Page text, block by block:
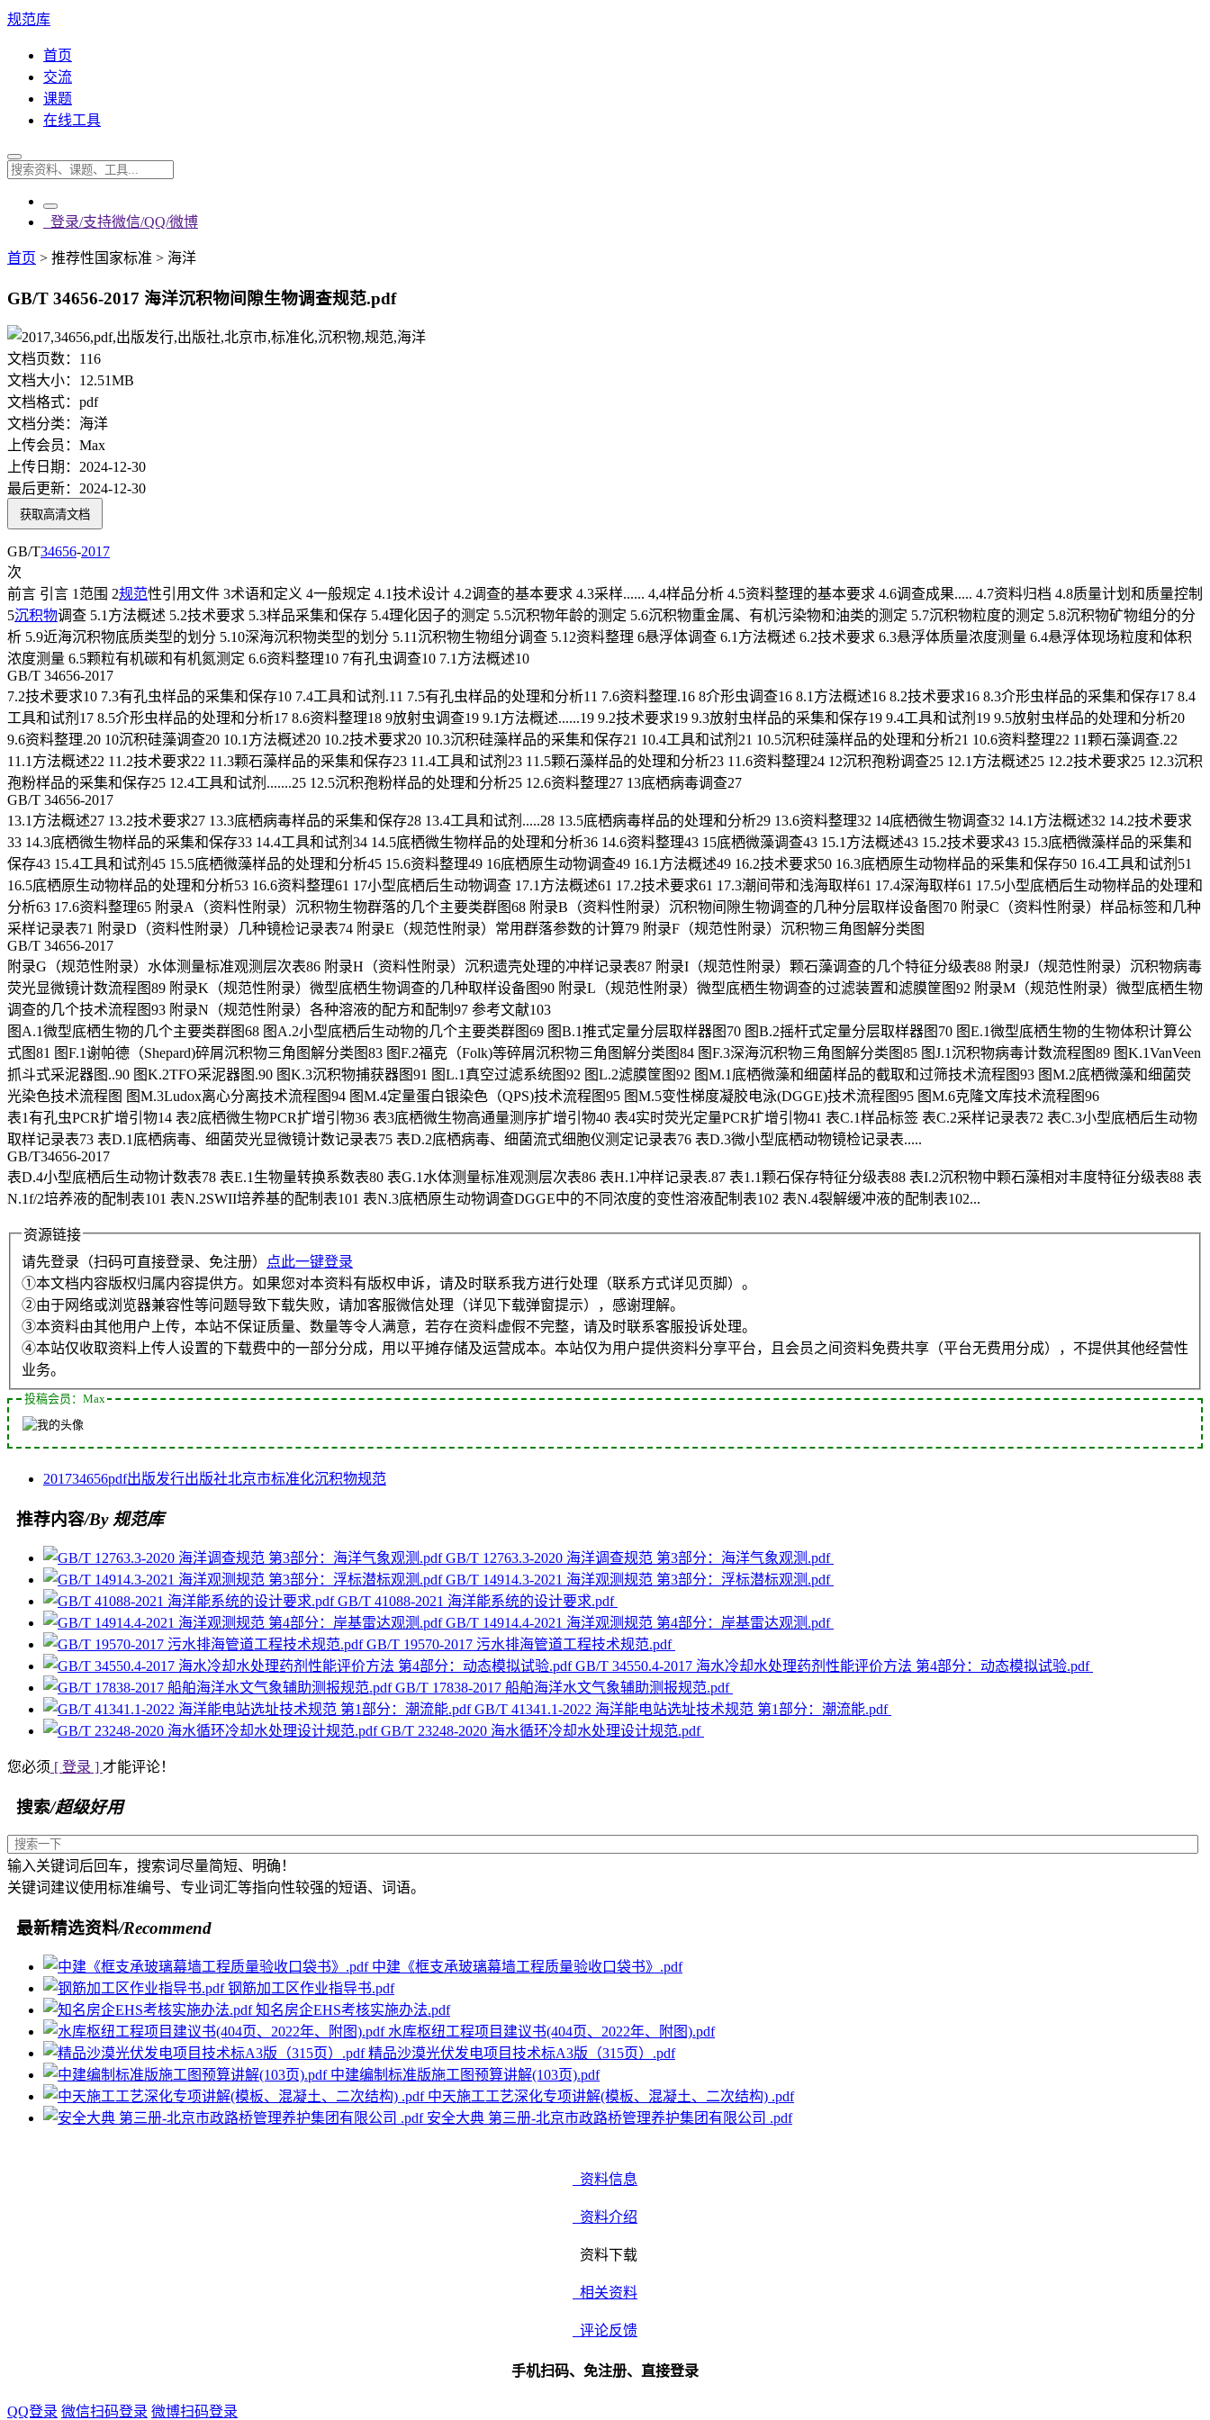
规范库
首页
交流
课题
在线工具
登录/支持微信/QQ/微博
首页 > 推荐性国家标准 > 海洋
GB/T 34656-2017 海洋沉积物间隙生物调查规范.pdf
文档页数： 116
文档大小： 12.51MB
文档格式： pdf
文档分类： 海洋
上传会员： Max
上传日期： 2024-12-30
最后更新： 2024-12-30
获取高清文档
GB/T34656-2017
次
前言 引言 1范围 2规范性引用文件 3术语和定义 4一般规定 4.1技术设计 4.2调查的基本要求 4.3采样...... 4,4样品分析 4.5资料整理的基本要求 4.6调查成果..... 4.7资料归档 4.8质量计划和质量控制
5沉积物调查 5.1方法概述 5.2技术要求 5.3样品采集和保存 5.4理化因子的测定 5.5沉积物年龄的测定 5.6沉积物重金属、有机污染物和油类的测定 5.7沉积物粒度的测定 5.8沉积物矿物组分的分
析 5.9近海沉积物底质类型的划分 5.10深海沉积物类型的划分 5.11沉积物生物组分调查 5.12资料整理 6悬浮体调查 6.1方法概述 6.2技术要求 6.3悬浮体质量浓度测量 6.4悬浮体现场粒度和体积
浓度测量 6.5颗粒有机碳和有机氮测定 6.6资料整理10 7有孔虫调查10 7.1方法概述10
GB/T 34656-2017
7.2技术要求10 7.3有孔虫样品的采集和保存10 7.4工具和试剂.11 7.5有孔虫样品的处理和分析11 7.6资料整理.16 8介形虫调查16 8.1方法概述16 8.2技术要求16 8.3介形虫样品的采集和保存17 8.4
工具和试剂17 8.5介形虫样品的处理和分析17 8.6资料整理18 9放射虫调查19 9.1方法概述......19 9.2技术要求19 9.3放射虫样品的采集和保存19 9.4工具和试剂19 9.5放射虫样品的处理和分析20
9.6资料整理.20 10沉积硅藻调查20 10.1方法概述20 10.2技术要求20 10.3沉积硅藻样品的采集和保存21 10.4工具和试剂21 10.5沉积硅藻样品的处理和分析21 10.6资料整理22 11颗石藻调查.22
11.1方法概述22 11.2技术要求22 11.3颗石藻样品的采集和保存23 11.4工具和试剂23 11.5颗石藻样品的处理和分析23 11.6资料整理24 12沉积孢粉调查25 12.1方法概述25 12.2技术要求25 12.3沉积
孢粉样品的采集和保存25 12.4工具和试剂.......25 12.5沉积孢粉样品的处理和分析25 12.6资料整理27 13底栖病毒调查27
GB/T 34656-2017
13.1方法概述27 13.2技术要求27 13.3底栖病毒样品的采集和保存28 13.4工具和试剂.....28 13.5底栖病毒样品的处理和分析29 13.6资料整理32 14底栖微生物调查32 14.1方法概述32 14.2技术要求
33 14.3底栖微生物样品的采集和保存33 14.4工具和试剂34 14.5底栖微生物样品的处理和分析36 14.6资料整理43 15底栖微藻调查43 15.1方法概述43 15.2技术要求43 15.3底栖微藻样品的采集和
保存43 15.4工具和试剂45 15.5底栖微藻样品的处理和分析45 15.6资料整理49 16底栖原生动物调查49 16.1方法概述49 16.2技术要求50 16.3底栖原生动物样品的采集和保存50 16.4工具和试剂51
16.5底栖原生动物样品的处理和分析53 16.6资料整理61 17小型底栖后生动物调查 17.1方法概述61 17.2技术要求61 17.3潮间带和浅海取样61 17.4深海取样61 17.5小型底栖后生动物样品的处理和
分析63 17.6资料整理65 附录A（资料性附录）沉积物生物群落的几个主要类群图68 附录B（资料性附录）沉积物间隙生物调查的几种分层取样设备图70 附录C（资料性附录）样品标签和几种
采样记录表71 附录D（资料性附录）几种镜检记录表74 附录E（规范性附录）常用群落参数的计算79 附录F（规范性附录）沉积物三角图解分类图
GB/T 34656-2017
附录G（规范性附录）水体测量标准观测层次表86 附录H（资料性附录）沉积遗壳处理的冲样记录表87 附录I（规范性附录）颗石藻调查的几个特征分级表88 附录J（规范性附录）沉积物病毒
荧光显微镜计数流程图89 附录K（规范性附录）微型底栖生物调查的几种取样设备图90 附录L（规范性附录）微型底栖生物调查的过滤装置和滤膜筐图92 附录M（规范性附录）微型底栖生物
调查的几个技术流程图93 附录N（规范性附录）各种溶液的配方和配制97 参考文献103
图A.1微型底栖生物的几个主要类群图68 图A.2小型底栖后生动物的几个主要类群图69 图B.1推式定量分层取样器图70 图B.2摇杆式定量分层取样器图70 图E.1微型底栖生物的生物体积计算公
式图81 图F.1谢帕德（Shepard)碎屑沉积物三角图解分类图83 图F.2福克（Folk)等碎屑沉积物三角图解分类图84 图F.3深海沉积物三角图解分类图85 图J.1沉积物病毒计数流程图89 图K.1VanVeen
抓斗式采泥器图..90 图K.2TFO采泥器图.90 图K.3沉积物捕获器图91 图L.1真空过滤系统图92 图L.2滤膜筐图92 图M.1底栖微藻和细菌样品的截取和过筛技术流程图93 图M.2底栖微藻和细菌荧
光染色技术流程图 图M.3Ludox离心分离技术流程图94 图M.4定量蛋白银染色（QPS)技术流程图95 图M.5变性梯度凝胶电泳(DGGE)技术流程图95 图M.6克隆文库技术流程图96
表1有孔虫PCR扩增引物14 表2底栖微生物PCR扩增引物36 表3底栖微生物高通量测序扩增引物40 表4实时荧光定量PCR扩增引物41 表C.1样品标签 表C.2采样记录表72 表C.3小型底栖后生动物
取样记录表73 表D.1底栖病毒、细菌荧光显微镜计数记录表75 表D.2底栖病毒、细菌流式细胞仪测定记录表76 表D.3微小型底栖动物镜检记录表.....
GB/T34656-2017
表D.4小型底栖后生动物计数表78 表E.1生物量转换系数表80 表G.1水体测量标准观测层次表86 表H.1冲样记录表.87 表1.1颗石保存特征分级表88 表I.2沉积物中颗石藻相对丰度特征分级表88 表
N.1f/2培养液的配制表101 表N.2SWII培养基的配制表101 表N.3底栖原生动物调查DGGE中的不同浓度的变性溶液配制表102 表N.4裂解缓冲液的配制表102...
资源链接
请先登录（扫码可直接登录、免注册）
点此一键登录
①本文档内容版权归属内容提供方。如果您对本资料有版权申诉，请及时联系我方进行处理（联系方式详见页脚）。
②由于网络或浏览器兼容性等问题导致下载失败，请加客服微信处理（详见下载弹窗提示），感谢理解。
③本资料由其他用户上传，本站不保证质量、数量等令人满意，若存在资料虚假不完整，请及时联系客服投诉处理。
④本站仅收取资料上传人设置的下载费中的一部分分成，用以平摊存储及运营成本。本站仅为用户提供资料分享平台，且会员之间资料免费共享（平台无费用分成），不提供其他经营性
业务。
投稿会员：Max
201734656pdf出版发行出版社北京市标准化沉积物规范
推荐内容/By 规范库
GB/T 12763.3-2020 海洋调查规范 第3部分：海洋气象观测.pdf
GB/T 14914.3-2021 海洋观测规范 第3部分：浮标潜标观测.pdf
GB/T 41088-2021 海洋能系统的设计要求.pdf
GB/T 14914.4-2021 海洋观测规范 第4部分：岸基雷达观测.pdf
GB/T 19570-2017 污水排海管道工程技术规范.pdf
GB/T 34550.4-2017 海水冷却水处理药剂性能评价方法 第4部分：动态模拟试验.pdf
GB/T 17838-2017 船舶海洋水文气象辅助测报规范.pdf
GB/T 41341.1-2022 海洋能电站选址技术规范 第1部分：潮流能.pdf
GB/T 23248-2020 海水循环冷却水处理设计规范.pdf
您必须 [ 登录 ] 才能评论！
搜索/超级好用
输入关键词后回车，搜索词尽量简短、明确！
关键词建议使用标准编号、专业词汇等指向性较强的短语、词语。
最新精选资料/Recommend
中建《框支承玻璃幕墙工程质量验收口袋书》.pdf
钢筋加工区作业指导书.pdf
知名房企EHS考核实施办法.pdf
水库枢纽工程项目建议书(404页、2022年、附图).pdf
精品沙漠光伏发电项目技术标A3版（315页）.pdf
中建编制标准版施工图预算讲解(103页).pdf
中天施工工艺深化专项讲解(模板、混凝土、二次结构) .pdf
安全大典 第三册-北京市政路桥管理养护集团有限公司 .pdf
资料信息
资料介绍
资料下载
相关资料
评论反馈
手机扫码、免注册、直接登录
QQ登录 微信扫码登录 微博扫码登录